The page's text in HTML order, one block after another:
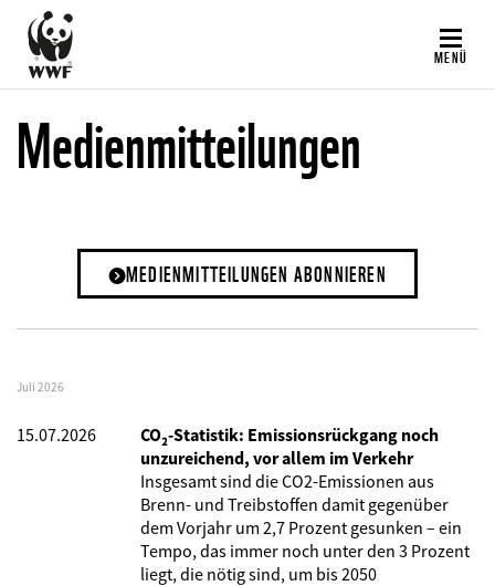
Direkt
zum
Inhalt
MENÜ
Medienmitteilungen
MEDIENMITTEILUNGEN ABONNIEREN
Juli 2026
15.07.2026
CO₂-Statistik: Emissionsrückgang noch
unzureichend, vor allem im Verkehr
Insgesamt sind die CO2-Emissionen aus
Brenn- und Treibstoffen damit gegenüber
dem Vorjahr um 2,7 Prozent gesunken – ein
Tempo, das immer noch unter den 3 Prozent
liegt, die nötig sind, um bis 2050